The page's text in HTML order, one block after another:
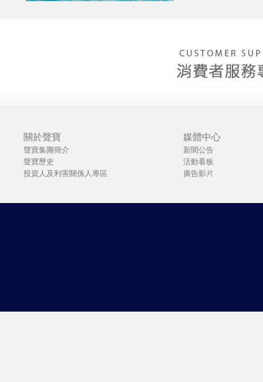
關於聲寶
聲寶集團簡介
聲寶歷史
投資人及利害關係人專區
媒體中心
新聞公告
活動看板
廣告影片